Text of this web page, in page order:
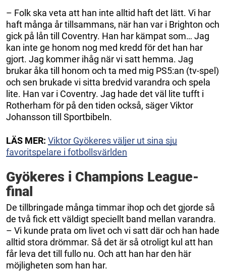
– Folk ska veta att han inte alltid haft det lätt. Vi har
haft många år tillsammans, när han var i Brighton och
gick på lån till Coventry. Han har kämpat som… Jag
kan inte ge honom nog med kredd för det han har
gjort. Jag kommer ihåg när vi satt hemma. Jag
brukar åka till honom och ta med mig PS5:an (tv-spel)
och sen brukade vi sitta bredvid varandra och spela
lite. Han var i Coventry. Jag hade det väl lite tufft i
Rotherham för på den tiden också, säger Viktor
Johansson till Sportbibeln.
LÄS MER: Viktor Gyökeres väljer ut sina sju
favoritspelare i fotbollsvärlden
Gyökeres i Champions League-
final
De tillbringade många timmar ihop och det gjorde så
de två fick ett väldigt speciellt band mellan varandra.
– Vi kunde prata om livet och vi satt där och han hade
alltid stora drömmar. Så det är så otroligt kul att han
får leva det till fullo nu. Och att han har den här
möjligheten som han har.